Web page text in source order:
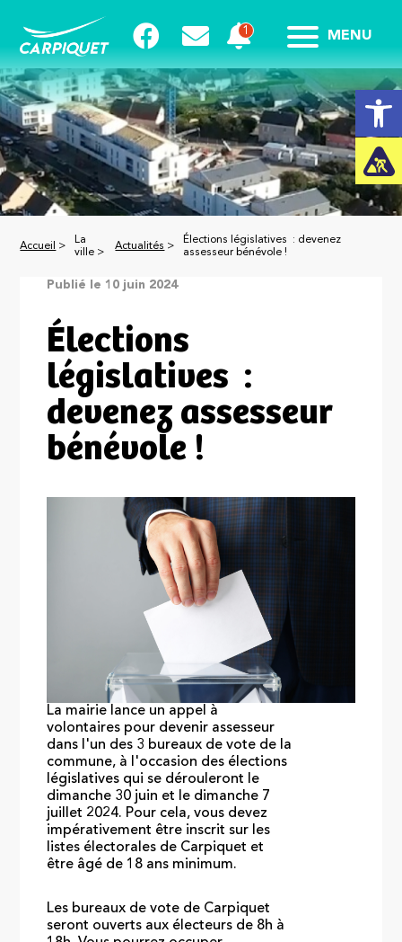
Ouvrir
MENU
Accueil >
La
ville >
Actualités >
Élections législatives : devenez
assesseur bénévole !
Publié le 10 juin 2024
Élections
législatives :
devenez assesseur
bénévole !
La mairie lance un appel à
volontaires pour devenir assesseur
dans l'un des 3 bureaux de vote de la
commune, à l'occasion des élections
législatives qui se dérouleront le
dimanche 30 juin et le dimanche 7
juillet 2024. Pour cela, vous devez
impérativement être inscrit sur les
listes électorales de Carpiquet et
être âgé de 18 ans minimum.
Les bureaux de vote de Carpiquet
seront ouverts aux électeurs de 8h à